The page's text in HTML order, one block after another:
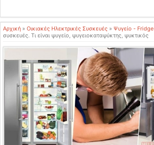
Αρχική » Οικιακές Ηλεκτρικές Συσκευές » Ψυγείο - Fridge
συσκευές. Τι είναι ψυγείο, ψυγειοκαταψύκτης, ψυκτικός